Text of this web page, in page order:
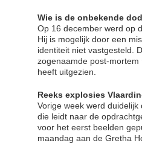
Wie is de onbekende
Op 16 december werd op
Hij is mogelijk door een
identiteit niet vastgesteld.
zogenaamde post-
heeft uitgezien.
Reeks explosies
Vorige week werd
die leidt naar de
voor het eerst beelden
maandag aan de Gretha